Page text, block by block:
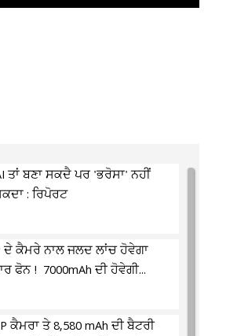
ਤਾਂ ਬਣਾ ਸਕਦੈ ਪਰ 'ਭਰੋਸਾ' ਨਹੀਂ
: ਰਿਪੋਰਟ
ਦੇ ਕੈਮਰੇ ਨਾਲ ਜਲਦ ਲਾਂਚ ਹੋਵੇਗਾ
ਫੋਨ ! 7000mAh ਦੀ ਹੋਵੇਗੀ...
ਕੈਮਰਾ ਤੇ 8,580 mAh ਦੀ ਬੈਟਰੀ